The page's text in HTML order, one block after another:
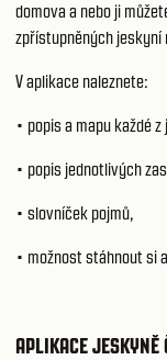
domova a nebo ji
zpřístupněných jeskyní
V aplikace naleznete:
• popis a mapu každé
• popis jednotlivých
• slovníček pojmů,
• možnost stáhnout si
APLIKACE JESKYNĚ